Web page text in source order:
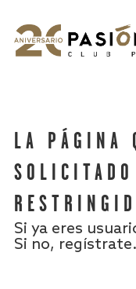
LA PÁGINA
Si ya eres
Si no, regístrate.